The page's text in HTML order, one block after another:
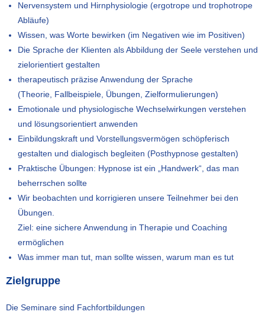
Nervensystem und Hirnphysiologie (ergotrope und trophotrope
Abläufe)
Wissen, was Worte bewirken (im Negativen wie im Positiven)
Die Sprache der Klienten als Abbildung der Seele verstehen und
zielorientiert gestalten
therapeutisch präzise Anwendung der Sprache
(Theorie, Fallbeispiele, Übungen, Zielformulierungen)
Emotionale und physiologische Wechselwirkungen verstehen
und lösungsorientiert anwenden
Einbildungskraft und Vorstellungsvermögen schöpferisch
gestalten und dialogisch begleiten (Posthypnose gestalten)
Praktische Übungen: Hypnose ist ein „Handwerk“, das man
beherrschen sollte
Wir beobachten und korrigieren unsere Teilnehmer bei den
Übungen.
Ziel: eine sichere Anwendung in Therapie und Coaching
ermöglichen
Was immer man tut, man sollte wissen, warum man es tut
Zielgruppe
Die Seminare sind Fachfortbildungen